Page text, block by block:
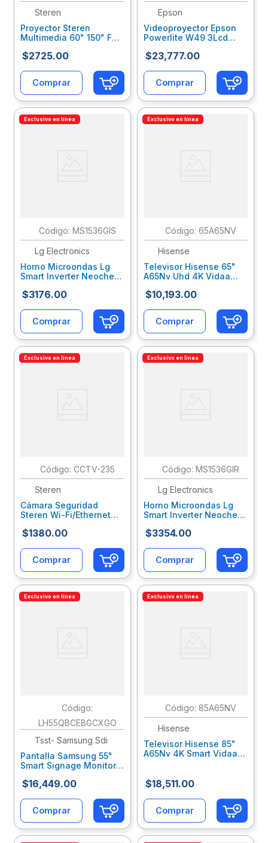
Steren
Proyector Steren
Multimedia 60" 150" Full
Sqevidab005
$2725.00
Comprar
Epson
Videoproyector Epson
Powerlite W49 3Lcd
Resolución 1280X800
$23,777.00
Comprar
Exclusivo en línea
: MS1536GIS
Lg Electronics
Horno Microondas Lg
Smart Inverter Neochef
Negro Lglmioab006
$3176.00
Comprar
Exclusivo en línea
: 65A65NV
Hisense
Televisor Hisense 65"
A65Nv Uhd 4K Vidaa
$10,193.00
Comprar
Exclusivo en línea
: CCTV-235
Steren
Cámara Seguridad
Steren Wi-Fi/Ethernet
Seguidor De Movimiento
Sqccamab001
$1380.00
Comprar
Exclusivo en línea
: MS1536GIR
Lg Electronics
Horno Microondas Lg
Smart Inverter Neochef
Negro/Plata
$3354.00
Comprar
Exclusivo en línea
:
LH55QBCEBGCXGO
Tsst- Samsung Sdi
Pantalla Samsung 55"
Smart Signage Monitor
3840X2160
$16,449.00
Comprar
Exclusivo en línea
: 85A65NV
Hisense
Televisor Hisense 85"
A65Nv 4K Smart Vidaa
$18,511.00
Comprar